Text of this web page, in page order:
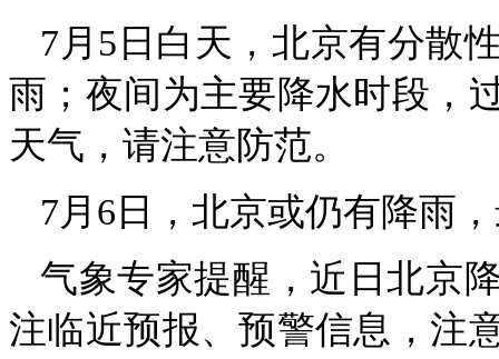
7月5日白天，北京有分散
雨；夜间为主要降水时段，
天气，请注意防范。
7月6日，北京或仍有降雨
气象专家提醒，近日北京
注临近预报、预警信息，注